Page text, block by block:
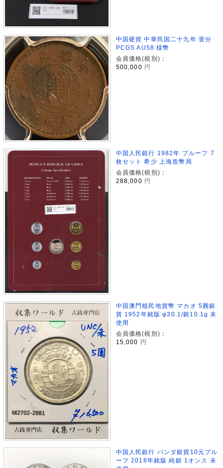
中国硬貨 中華民国二十九年 壹分
PCGS AU58 様幣
会員価格(税別)：
500,000 円
中国人民銀行 1982年 プルーフ 7
枚セット 希少 上海造幣局
会員価格(税別)：
288,000 円
中国澳門植民地貨幣 マカオ 5圓銀
貨 1952年銘版 φ30.1/銀10.1g 未
使用
会員価格(税別)：
15,000
円
中国人民銀行 パンダ銀貨10元プル
ーフ 2018年銘版 純銀 1オンス 未